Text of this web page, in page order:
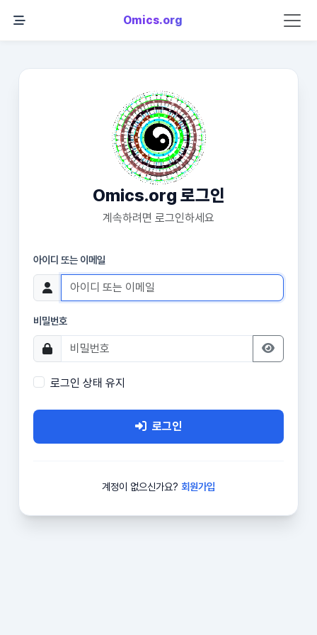
Omics.org
Omics.org 로그인
계속하려면 로그인하세요
아이디 또는 이메일
비밀번호
로그인 상태 유지
로그인
계정이 없으신가요? 회원가입